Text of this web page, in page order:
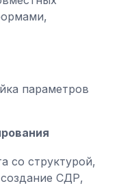
параметров
со структурой,
СДР,